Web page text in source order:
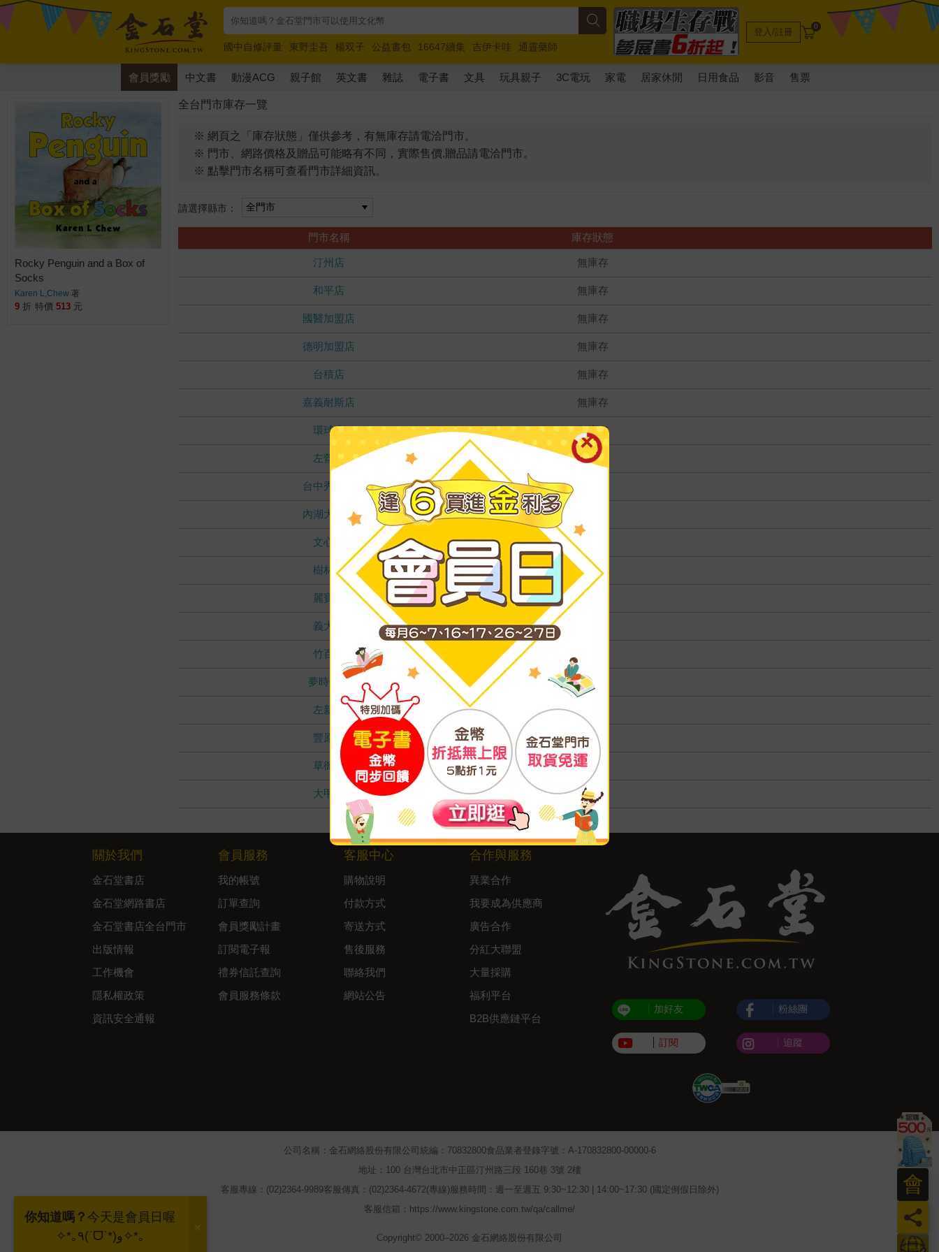
國中自修評量 東野圭吾 楊双子 公益書包 16647續集 吉伊卡哇
通靈藥師
唯紅花綻放
奧德賽 路邊攤新作 馬斯克 玩具總動員5 超慢跑
登入/註冊 0
會員獎勵 中文書 動漫ACG 親子館 英文書 雜誌 電子書 文具 玩具親子 3C電玩 家電 居家休閒 日用食品 影音 售票
全台門市庫存一覽
※ 網頁之「庫存狀態」僅供參考，有無庫存請電洽門市。
※ 門市、網路價格及贈品可能略有不同，實際售價.贈品請電洽門市。
※ 點擊門市名稱可查看門市詳細資訊。
請選擇縣市：
門市名稱 庫存狀態
汀州店 無庫存
和平店 無庫存
國醫加盟店 無庫存
德明加盟店 無庫存
台積店 無庫存
嘉義耐斯店 無庫存
環球店 無庫存
左營店 無庫存
台中秀泰店
內湖大潤發
文心店
樹林店 無庫存
麗寶店 無庫存
義大店
竹百店
夢時代店 無庫存
左新店
豐原店 無庫存
草衙店 無庫存
大甲店 無庫存
Rocky Penguin and a Box of
Socks
Karen L,Chew 著
9 折 特價 513 元
員
會
關於我們
金石堂書店
金石堂網路書店
金石堂書店全台門市
出版情報
工作機會
隱私權政策
資訊安全通報
會員服務
我的帳號
訂單查詢
會員獎勵計畫
訂閱電子報
禮券信託查詢
會員服務條款
客服中心
購物說明
付款方式
寄送方式
售後服務
聯絡我們
網站公告
合作與服務
異業合作
我要成為供應商
廣告合作
分紅大聯盟
大量採購
福利平台
B2B供應鏈平台
加好友
訂閱
粉絲團
追蹤
公司名稱：金石網絡股份有限公司 統編：70832800食品業者登錄字號：A-170832800-00000-6
地址：100 台灣台北市中正區汀州路三段 160巷 3號 2樓
客服專線：(02)2364-9989客服傳真：(02)2364-4672(專線) 服務時間：週一至週五 9:30~12:30 | 14:00~17:30 (國定例假日除外)
客服信箱：https://www.kingstone.com.tw/qa/callme/
Copyright© 2000–2026 金石網絡股份有限公司
你知道嗎？ 今天是會員日喔
✧*｡٩(ˊᗜˋ*)و✧*｡